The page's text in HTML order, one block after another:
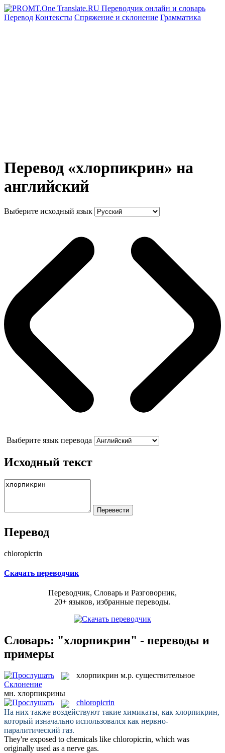
Перевод Контексты Спряжение и склонение Грамматика
Перевод «хлорпикрин» на
английский
Выберите исходный язык
Выберите язык перевода
Исходный текст
Перевод
chloropicrin
Скачать переводчик
Переводчик, Словарь и Разговорник,
20+ языков, избранные переводы.
Словарь: "хлорпикрин" - переводы и
примеры
хлорпикрин м.р. существительное
Склонение
мн. хлорпикрины
chloropicrin
На них также воздействуют такие химикаты, как хлорпикрин,
который изначально использовался как нервно-
паралитический газ.
They're exposed to chemicals like chloropicrin, which was
originally used as a nerve gas.